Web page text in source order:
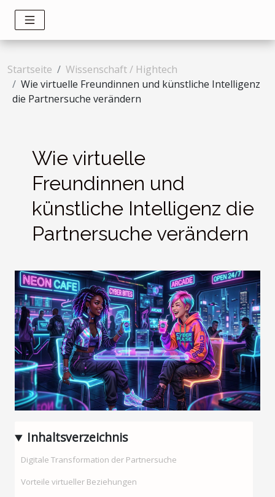
Startseite
Wissenschaft / Hightech
Wie virtuelle Freundinnen und künstliche Intelligenz
die Partnersuche verändern
Wie virtuelle
Freundinnen und
künstliche Intelligenz die
Partnersuche verändern
Inhaltsverzeichnis
Digitale Transformation der Partnersuche
Vorteile virtueller Beziehungen